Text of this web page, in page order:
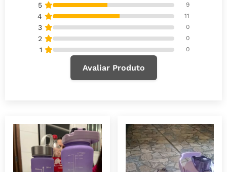
5
9
4 11
3 0
2 0
1 0
Avaliar Produto